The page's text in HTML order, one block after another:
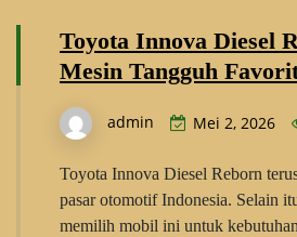
Toyota Innova Diesel
Mesin Tangguh
admin Mei 2, 2026
Toyota Innova Diesel Reborn
pasar otomotif Indonesia. Selain
memilih mobil ini untuk